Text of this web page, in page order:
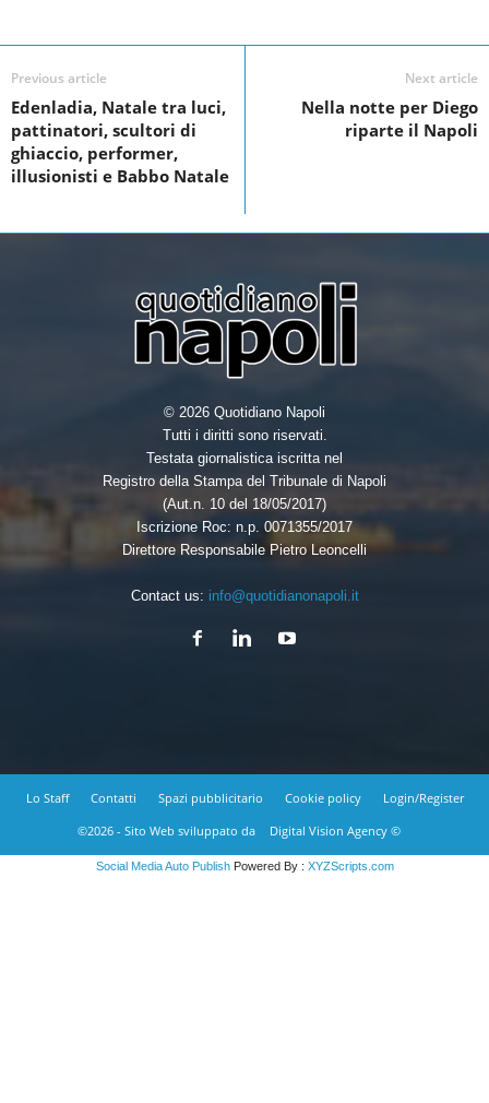
c
e
b
o
o
k
i
t
t
e
r
n
k
e
d
I
n
a
e
Previous article
Edenladia, Natale tra luci,
pattinatori, scultori di
ghiaccio, performer,
illusionisti e Babbo Natale
Next article
Nella notte per Diego
riparte il Napoli
© 2026 Quotidiano Napoli
Tutti i diritti sono riservati.
Testata giornalistica iscritta nel
Registro della Stampa del Tribunale di Napoli
(Aut.n. 10 del 18/05/2017)
Iscrizione Roc: n.p. 0071355/2017
Direttore Responsabile Pietro Leoncelli
Contact us: info@quotidianonapoli.it
Lo Staff Contatti Spazi pubblicitario Cookie policy
Login/Register
©2026 - Sito Web sviluppato da
Digital Vision Agency ©
Social Media Auto PublishPowered By : XYZScripts.com